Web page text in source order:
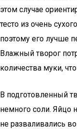
этом случае
тесто из очень
поэтому его лучше
Влажный творог
количества муки,
В подготовленный
немного соли. Яйцо
не разваливались